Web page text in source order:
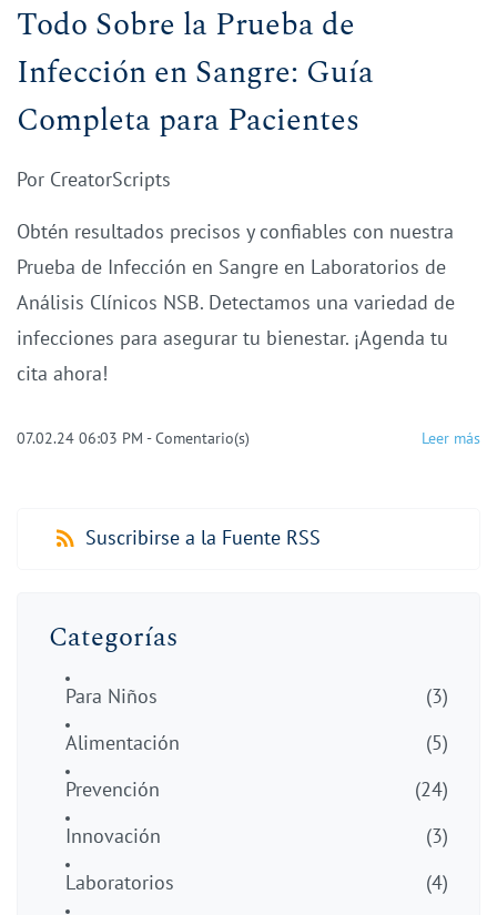
Todo Sobre la Prueba de
Infección en Sangre: Guía
Completa para Pacientes
Por CreatorScripts
Obtén resultados precisos y confiables con nuestra
Prueba de Infección en Sangre en Laboratorios de
Análisis Clínicos NSB. Detectamos una variedad de
infecciones para asegurar tu bienestar. ¡Agenda tu
cita ahora!
07.02.24 06:03 PM -Comentario(s) Leer más
Suscribirse a la Fuente RSS
Categorías
Para Niños
(3)
Alimentación
(5)
Prevención
(24)
Innovación
(3)
Laboratorios
(4)